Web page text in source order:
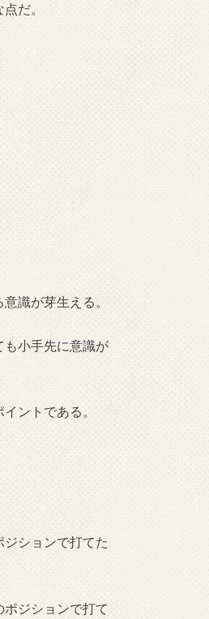
だ。
識が芽生える。
も小手先に意識が
ントである。
ションで打てた
ジションで打て